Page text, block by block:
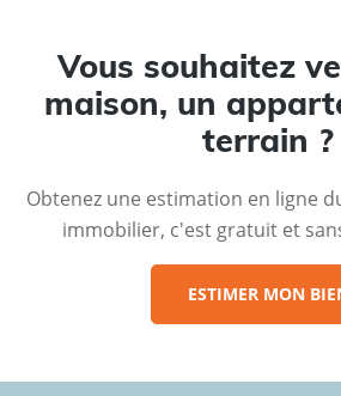
Vous souhaitez
maison, un
terrain ?
Obtenez une estimation en ligne
immobilier, c'est gratuit et
ESTIMER MON